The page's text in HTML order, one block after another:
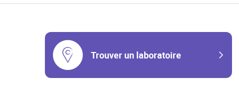
Trouver un laboratoire